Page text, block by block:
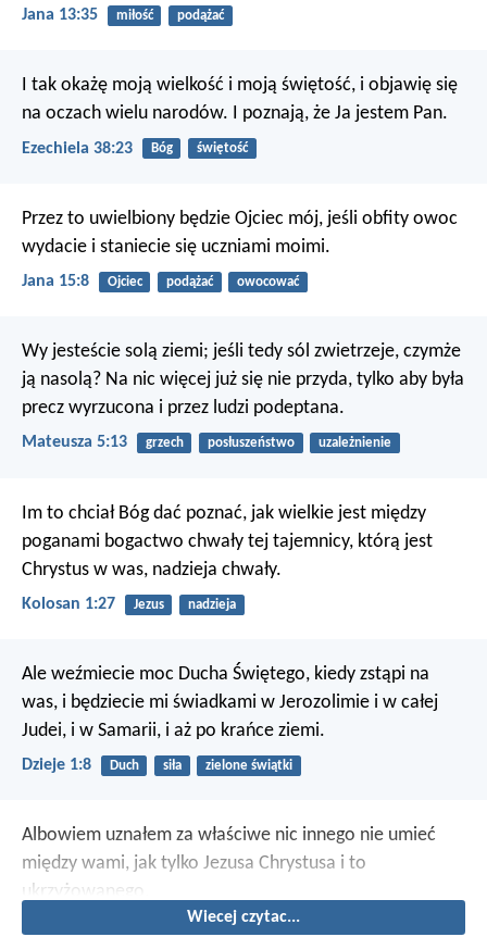
Jana 13:35 miłość podążać
I tak okażę moją wielkość i moją świętość, i objawię się
na oczach wielu narodów. I poznają, że Ja jestem Pan.
Ezechiela 38:23 Bóg świętość
Przez to uwielbiony będzie Ojciec mój, jeśli obfity owoc
wydacie i staniecie się uczniami moimi.
Jana 15:8 Ojciec podążać owocować
Wy jesteście solą ziemi; jeśli tedy sól zwietrzeje, czymże
ją nasolą? Na nic więcej już się nie przyda, tylko aby była
precz wyrzucona i przez ludzi podeptana.
Mateusza 5:13 grzech posłuszeństwo uzależnienie
Im to chciał Bóg dać poznać, jak wielkie jest między
poganami bogactwo chwały tej tajemnicy, którą jest
Chrystus w was, nadzieja chwały.
Kolosan 1:27 Jezus nadzieja
Ale weźmiecie moc Ducha Świętego, kiedy zstąpi na
was, i będziecie mi świadkami w Jerozolimie i w całej
Judei, i w Samarii, i aż po krańce ziemi.
Dzieje 1:8 Duch siła zielone świątki
Albowiem uznałem za właściwe nic innego nie umieć
między wami, jak tylko Jezusa Chrystusa i to
ukrzyżowanego.
Wiecej czytac...